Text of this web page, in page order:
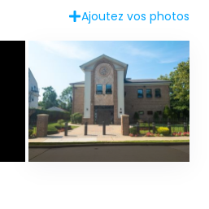
Ajoutez vos photos